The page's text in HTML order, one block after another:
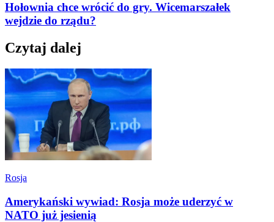
Hołownia chce wrócić do gry. Wicemarszałek
wejdzie do rządu?
Czytaj dalej
Rosja
Amerykański wywiad: Rosja może uderzyć w
NATO już jesienią